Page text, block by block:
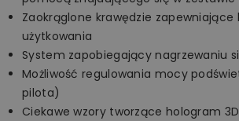
Zaokrąglone krawędzie zapewniające
użytkowania
System zapobiegający nagrzewaniu
Możliwość regulowania mocy
pilota)
Ciekawe wzory tworzące hologram 3D